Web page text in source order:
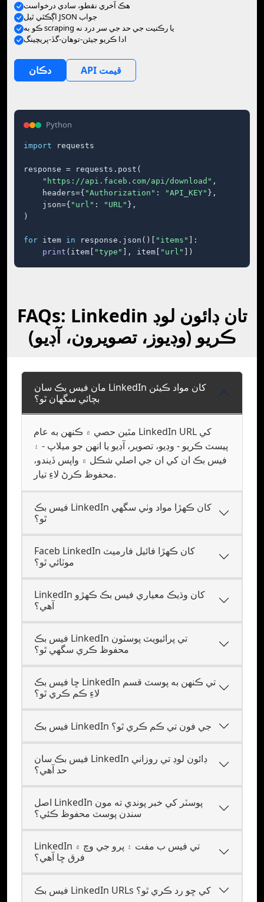
ھڪ آخري نقطو، سادي درخواست
اڳڪٿي ٿيل JSON جواب
ڪو به scraping يا رڪنيت جي حد جي سر درد نه
ادا ڪريو جيئن-توهان-گڏ-پريچينگ
دڪان API قيمت
Python
import requests
response = requests.post(
"https://api.faceb.com/api/download" ,
    headers={
"Authorization" : "API_KEY" },
    json={
"url" : "URL" },
)
for item in response.json()[ "items"
]:
print (item[ "type" ], item[ "url" ])
FAQs: Linkedin تان ڊائون لوڊ
ڪريو (وڊيوز، تصويرون، آڊيو)
مان فيس بڪ سان LinkedIn کان مواد ڪيئن
بچائي سگهان ٿو؟
مٿين حصي ۾ ڪنهن به عام LinkedIn URL کي
پيسٽ ڪريو - وڊيو، تصوير، آڊيو يا انهن جو ميلاپ - ۽
فيس بڪ ان کي ان جي اصلي شڪل ۾ واپس ڏيندو،
محفوظ ڪرڻ لاءِ تيار.
فيس بڪ LinkedIn کان ڪهڙا مواد وٺي سگهي
ٿو؟
Faceb LinkedIn کان ڪهڙا فائيل فارميٽ
موٽائي ٿو؟
LinkedIn کان وڌيڪ معياري فيس بڪ ڪهڙو
آهي؟
فيس بڪ LinkedIn تي پرائيويٽ پوسٽون
محفوظ ڪري سگهي ٿو؟
ڇا فيس بڪ LinkedIn تي ڪنهن به پوسٽ قسم
لاءِ ڪم ڪري ٿو؟
فيس بڪ LinkedIn جي فون تي ڪم ڪري ٿو؟
فيس بڪ سان LinkedIn ڊائون لوڊ تي روزاني
حد آهي؟
اصل LinkedIn پوسٽر کي خبر پوندي ته مون
سندن پوسٽ محفوظ ڪئي؟
LinkedIn تي فيس ب مفت ۽ پرو جي وچ ۾
فرق ڇا آهي؟
فيس بڪ LinkedIn URLs کي ڇو رد ڪري ٿو؟